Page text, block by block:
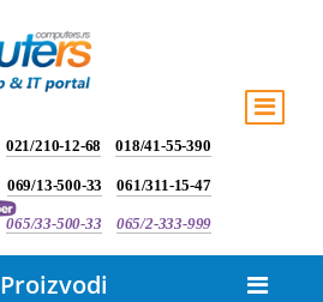
021/210-12-68 018/41-55-390
069/13-500-33 061/311-15-47
065/33-500-33 065/2-333-999
Proizvodi